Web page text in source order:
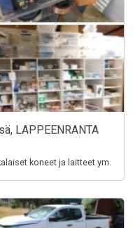
LAPPEENRANTA
koneet ja laitteet ym.